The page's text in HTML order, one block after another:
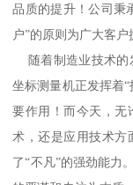
品质的提升！公司秉
户”的原则为广大客户
随着制造业技术的
坐标测量机正发挥着
要作用！而今天，无
术，还是应用技术方
了“不凡”的强劲能力